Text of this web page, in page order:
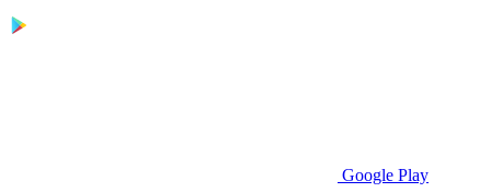
Google Play